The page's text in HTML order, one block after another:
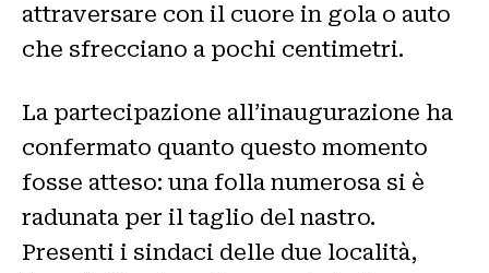
attraversare con il cuore in gola o auto
che sfrecciano a pochi centimetri.
La partecipazione all’inaugurazione ha
confermato quanto questo momento
fosse atteso: una folla numerosa si è
radunata per il taglio del nastro.
Presenti i sindaci delle due località,